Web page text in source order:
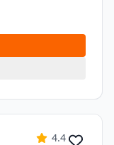
4.4